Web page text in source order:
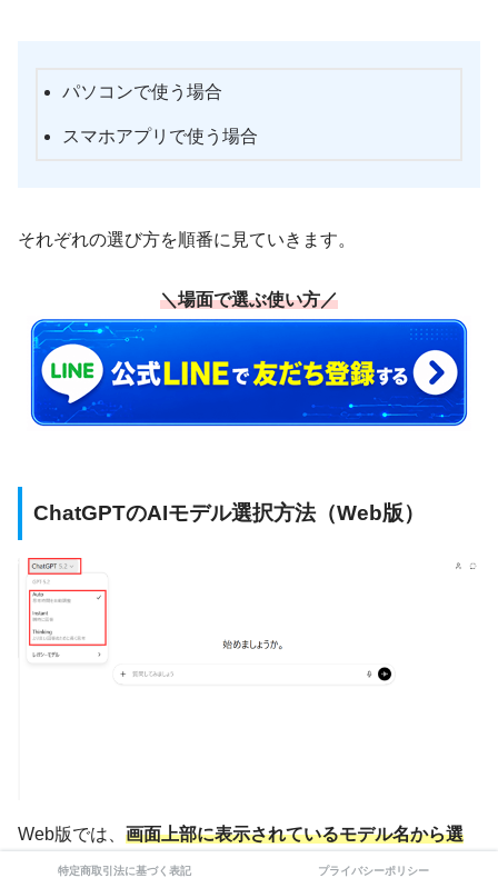
パソコンで使う場合
スマホアプリで使う場合
それぞれの選び方を順番に見ていきます。
＼場面で選ぶ使い方／
ChatGPTのAIモデル選択方法（Web版）
Web版では、 画面上部に表示されているモデル名から選
しましょう。
特定商取引法に基づく表記 プライバシーポリシー